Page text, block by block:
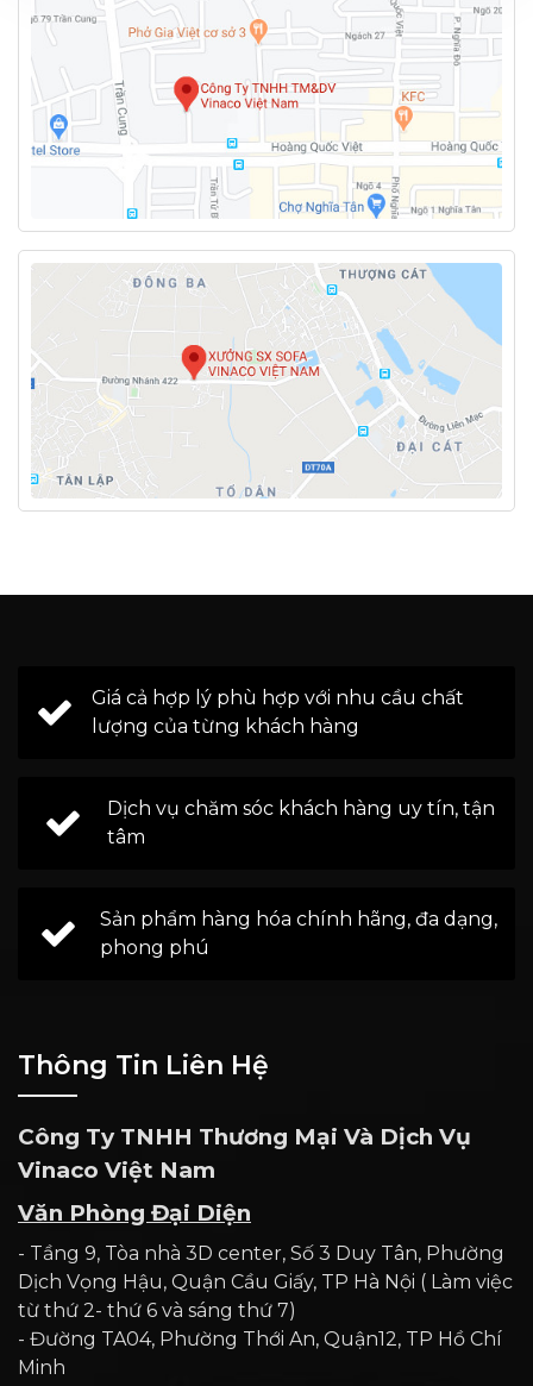
Giá cả hợp lý phù hợp với nhu cầu chất
lượng của từng khách hàng
Dịch vụ chăm sóc khách hàng uy tín, tận
tâm
Sản phẩm hàng hóa chính hãng, đa dạng,
phong phú
Thông Tin Liên Hệ
Công Ty TNHH Thương Mại Và Dịch Vụ
Vinaco Việt Nam
Văn Phòng Đại Diện
- Tầng 9, Tòa nhà 3D center, Số 3 Duy Tân, Phường
Dịch Vọng Hậu, Quận Cầu Giấy, TP Hà Nội ( Làm việc
từ thứ 2- thứ 6 và sáng thứ 7)
- Đường TA04, Phường Thới An, Quận12, TP Hồ Chí
Minh